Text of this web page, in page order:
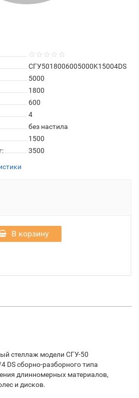
СГУ5018006005000K15004DS
5000
1800
600
4
без настила
1500
3500
В корзину
стеллаж модели СГУ-50
DS сборно-разборного типа
длинномерных материалов,
и дисков.